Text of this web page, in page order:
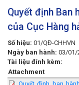
Quyết định Ban
của Cục Hàng
Số hiệu: 01/QĐ-CHHVN
Ngày ban hành: 03/01/
Tài liệu đính kèm:
Attachment